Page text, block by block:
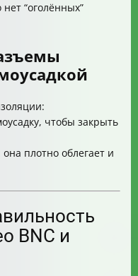
“оголённых”
чтобы закрыть
плотно облегает и
BNC и